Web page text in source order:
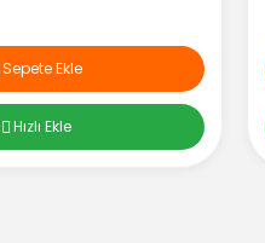
Sepete Ekle
Hızlı Ekle